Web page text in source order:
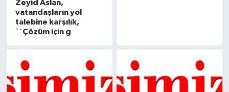
Zeyid Aslan,
vatandaşların yol
talebine karşılık,
``Çözüm için g